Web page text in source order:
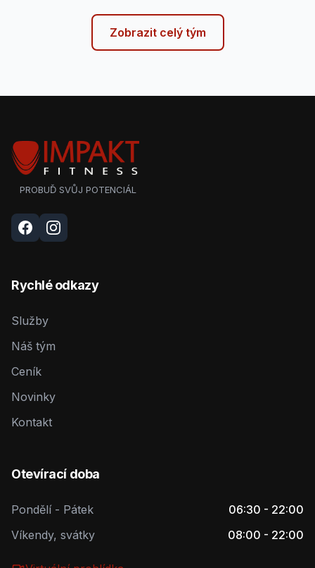
Zobrazit celý tým
PROBUĎ SVŮJ POTENCIÁL
Rychlé odkazy
Služby
Náš tým
Ceník
Novinky
Kontakt
Otevírací doba
Pondělí - Pátek
06:30 - 22:00
Víkendy, svátky
08:00 - 22:00